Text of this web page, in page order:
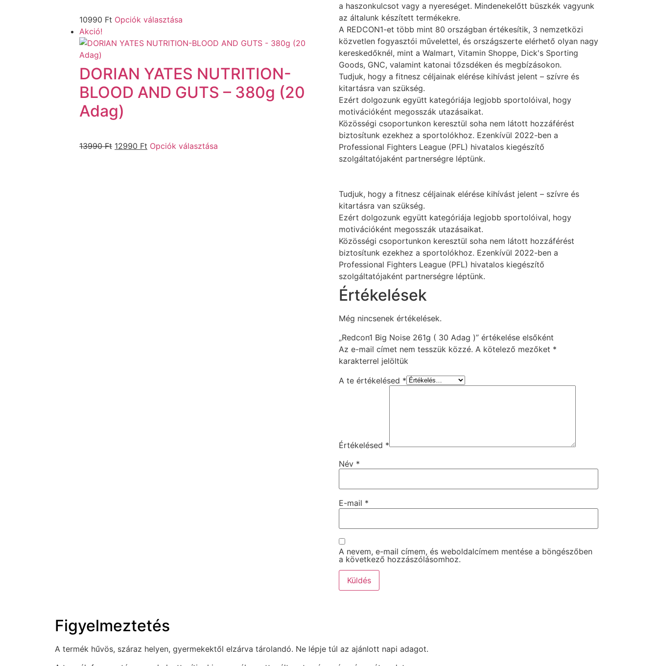
10990 Ft Opciók választása
Akció!
DORIAN YATES NUTRITION-
BLOOD AND GUTS – 380g (20
Adag)
13990Ft 12990 Ft Opciók választása
a haszonkulcsot vagy a nyereséget. Mindenekelőtt büszkék vagyunk
az általunk készített termékekre.
A REDCON1-et több mint 80 országban értékesítik, 3 nemzetközi
közvetlen fogyasztói művelettel, és országszerte elérhető olyan nagy
kereskedőknél, mint a Walmart, Vitamin Shoppe, Dick's Sporting
Goods, GNC, valamint katonai tőzsdéken és megbízásokon.
Tudjuk, hogy a fitnesz céljainak elérése kihívást jelent – ​​szívre és
kitartásra van szükség.
Ezért dolgozunk együtt kategóriája legjobb sportolóival, hogy
motivációként megosszák utazásaikat.
Közösségi csoportunkon keresztül soha nem látott hozzáférést
biztosítunk ezekhez a sportolókhoz. Ezenkívül 2022-ben a
Professional Fighters League (PFL) hivatalos kiegészítő
szolgáltatójaként partnerségre léptünk.
Tudjuk, hogy a fitnesz céljainak elérése kihívást jelent – ​​szívre és
kitartásra van szükség.
Ezért dolgozunk együtt kategóriája legjobb sportolóival, hogy
motivációként megosszák utazásaikat.
Közösségi csoportunkon keresztül soha nem látott hozzáférést
biztosítunk ezekhez a sportolókhoz. Ezenkívül 2022-ben a
Professional Fighters League (PFL) hivatalos kiegészítő
szolgáltatójaként partnerségre léptünk.
Értékelések
Még nincsenek értékelések.
„Redcon1 Big Noise 261g ( 30 Adag )” értékelése elsőként
Az e-mail címet nem tesszük közzé. A kötelező mezőket *
karakterrel jelöltük
A te értékelésed *
Értékelésed *
Név *
E-mail *
A nevem, e-mail címem, és weboldalcímem mentése a böngészőben
a következő hozzászólásomhoz.
Figyelmeztetés
A termék hűvös, száraz helyen, gyermekektől elzárva tárolandó. Ne lépje túl az ajánlott napi adagot.